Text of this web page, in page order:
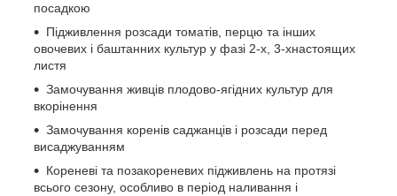
посадкою
Підживлення розсади томатів, перцю та інших
овочевих і баштанних культур у фазі 2-х, 3-хнастоящих
листя
Замочування живців плодово-ягідних культур для
вкорінення
Замочування коренів саджанців і розсади перед
висаджуванням
Кореневі та позакореневих підживлень на протязі
всього сезону, особливо в період наливання і